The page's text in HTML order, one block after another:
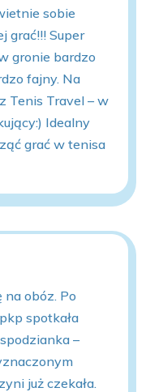
sobie
grać!!! Super
gronie bardzo
fajny. Na
Tenis Travel – w
Idealny
grać w tenisa
na obóz. Po
spotkała
–
już czekała.